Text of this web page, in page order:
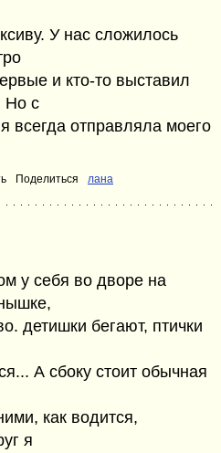
У нас сложилось
и кто-то выставил
Но с
всегда отправляла моего
Поделиться лана
у себя во дворе на
детишки бегают, птички
А сбоку стоит обычная
как водится,
я